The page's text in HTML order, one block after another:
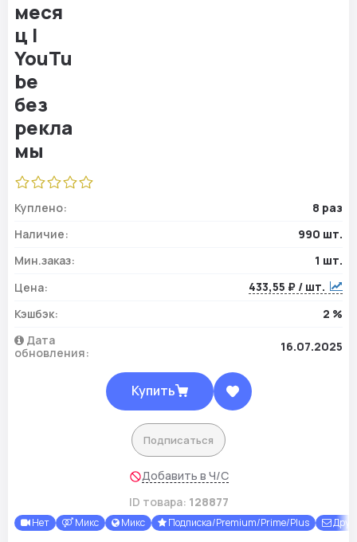
Куплено:
8 раз
Наличие:
990 шт.
Мин.заказ:
1 шт.
Цена:
433,55 ₽ / шт.
Кэшбэк:
2 %
Дата
обновления:
16.07.2025
Купить
Подписаться
Добавить в Ч/С
ID товара: 128877
Нет Микс Микс Подписка/Premium/Prime/Plus